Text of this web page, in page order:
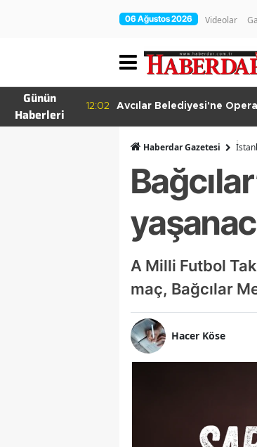
06 Ağustos 2026 Videolar
Günün
Haberleri
12:02 Avcılar Belediyesi'ne
Haberdar Gazetesi
A Milli Futbol
maç, Bağcılar
Hacer Köse